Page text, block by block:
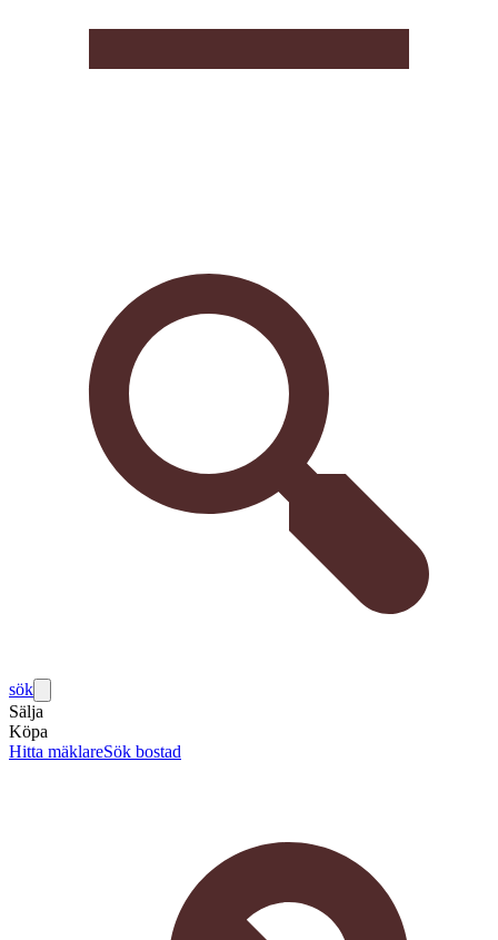
sök
Sälja
Köpa
Hitta mäklareSök bostad